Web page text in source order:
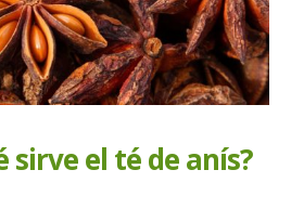
sirve el té de anís?